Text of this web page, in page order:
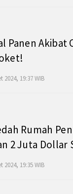
Panen Akibat
2024, 19:37 WIB
Rumah
2 Juta Dollar
2024, 19:35 WIB